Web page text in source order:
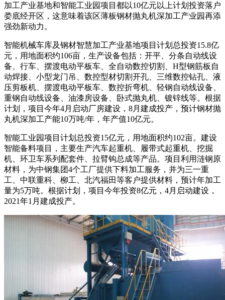
加工产业基地和智能工业园项目都以10亿元以上计划投资落户
娄底经开区，这意味着该区薄板钢材抛丸机深加工产业园再添
强劲新动力。
智能机械车库及钢材智慧加工产业基地项目计划总投资15.8亿
元，用地面积约106亩，生产设备包括：开平、分条自动线设
备、行车、摆渡电动平板车、全自动数控切割、H型钢筋板自
动焊接、小型龙门吊、数控型材切割开孔、三维数控钻孔、液
压剪板机、摆渡电动平板车、数控折弯机、轻钢自动线设备、
重钢自动线设备、油漆房设备、卧式抛丸机、镀锌线等。根据
计划，项目今年4月启动厂房建设，8月建成投产，预计钢材抛
丸机深加工产能10万吨/年，年产值10亿元。
智能工业园项目计划总投资15亿元，用地面积约102亩。建设
智能备料项目，主要生产汽车起重机、履带式起重机、挖掘
机、环卫车系列配套件、拉臂钩总成等产品。项目利用涟钢原
材料，为中钢集团4个工厂提供下料加工服务，并为三一重
工、中联重科、柳工、北汽福田等客户提供材料，预计年加工
量为5万吨。根据计划，项目今年投资8亿元，4月启动建设，
2021年1月建成投产。